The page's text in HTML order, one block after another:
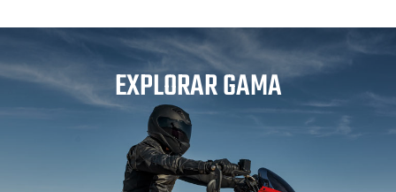
EXPLORAR GAMA